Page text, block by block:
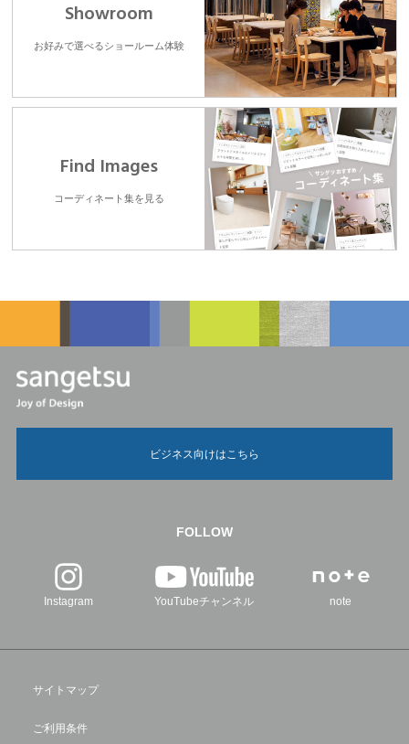
Showroom
お好みで選べるショールーム体験
Find Images
コーディネート集を見る
ビジネス向けはこちら
FOLLOW
Instagram YouTubeチャンネル note
サイトマップ
ご利用条件